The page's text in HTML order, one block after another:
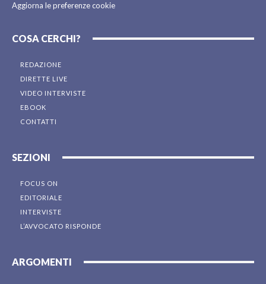
Aggiorna le preferenze cookie
COSA CERCHI?
REDAZIONE
DIRETTE LIVE
VIDEO INTERVISTE
EBOOK
CONTATTI
SEZIONI
FOCUS ON
EDITORIALE
INTERVISTE
L’AVVOCATO RISPONDE
ARGOMENTI